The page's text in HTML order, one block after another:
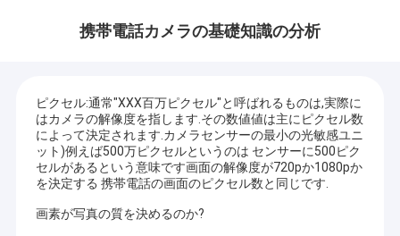
携帯電話カメラの基礎知識の分析
ピクセル:通常"XXX百万ピクセル"と呼ばれるものは,実際に
はカメラの解像度を指します.その数値値は主にピクセル数
によって決定されます.カメラセンサーの最小の光敏感ユニ
ット)例えば500万ピクセルというのは センサーに500ピク
セルがあるという意味です画面の解像度が720pか1080pか
を決定する 携帯電話の画面のピクセル数と同じです.
画素が写真の質を決めるのか?